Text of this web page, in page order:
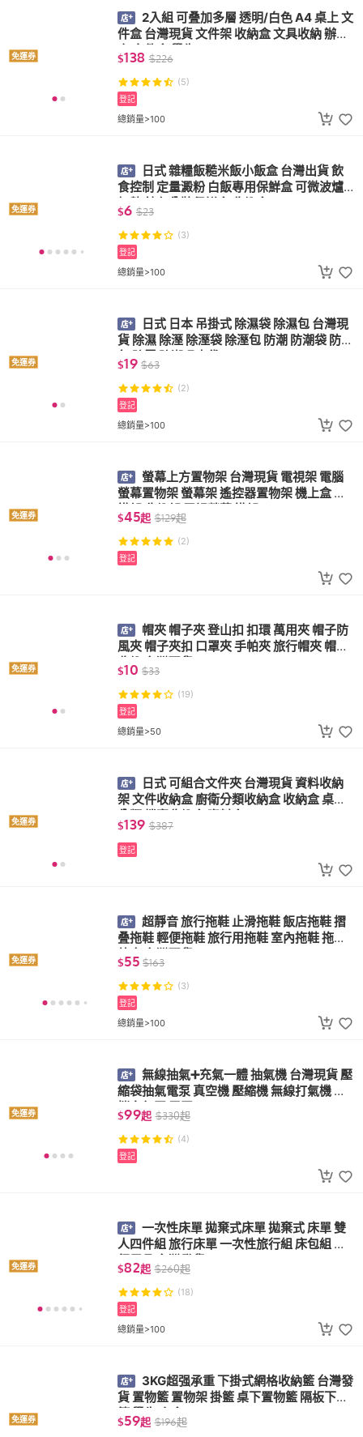
免運券
2入組 可叠加多層 透明/白色 A4 桌上 文
件盒 台灣現貨 文件架 收納盒 文具收納 辦公
室 文件盒 學生
$138 $226
(5)
總銷量>100
登記
免運券
日式 雜糧飯糙米飯小飯盒 台灣出貨 飲
食控制 定量澱粉 白飯專用保鮮盒 可微波爐
加熱 純色分裝保鮮盒 收納盒
$6 $23
(3)
總銷量>100
登記
免運券
日式 日本 吊掛式 除濕袋 除濕包 台灣現
貨 除濕 除溼 除溼袋 除溼包 防潮 防潮袋 防潮
包 防霉 防潮吸水袋
$19 $63
(2)
總銷量>100
登記
免運券
螢幕上方置物架 台灣現貨 電視架 電腦
螢幕置物架 螢幕架 遙控器置物架 機上盒 壁
掛架 收納架 電視螢幕 掛架
$45起 $129起
(2)
登記
免運券
帽夾 帽子夾 登山扣 扣環 萬用夾 帽子防
風夾 帽子夾扣 口罩夾 手帕夾 旅行帽夾 帽子
收納 台灣現貨
$10 $33
(19)
總銷量>50
登記
免運券
日式 可組合文件夾 台灣現貨 資料收納
架 文件收納盒 廚衛分類收納盒 收納盒 桌面
$139 $387
登記
免運券
超靜音 旅行拖鞋 止滑拖鞋 飯店拖鞋 摺
叠拖鞋 輕便拖鞋 旅行用拖鞋 室內拖鞋 拖鞋
外出 台灣現貨
$55 $163
(3)
總銷量>100
登記
免運券
無線抽氣➕充氣一體 抽氣機 台灣現貨 壓
縮袋抽氣電泵 真空機 壓縮機 無線打氣機 便
攜充氣泵 電泵
$99起 $330起
(4)
登記
免運券
一次性床單 拋棄式床單 拋棄式 床單 雙
人四件組 旅行床單 一次性旅行組 床包組 旅
行用品 台灣發貨
$82起 $260起
(18)
總銷量>100
登記
免運券
3KG超强承重 下掛式網格收納籃 台灣發
貨 置物籃 置物架 掛籃 桌下置物籃 隔板下掛
籃 學生 宿舍
$59起 $196起